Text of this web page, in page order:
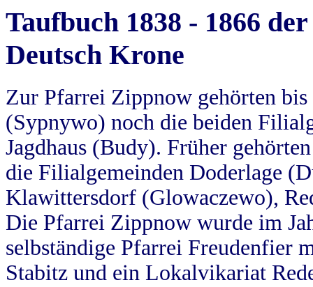
Taufbuch 1838 - 1866
Deutsch Krone
Zur Pfarrei Zippnow gehörten
(Sypnywo) noch die beiden
Jagdhaus (Budy). Früher
die Filialgemeinden Doderlage
Klawittersdorf (Glowaczewo),
Die Pfarrei Zippnow wurde im
selbständige Pfarrei Freudenfier
Stabitz und ein Lokalvikariat